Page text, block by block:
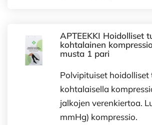
APTEEKKI Hoidolliset
kohtalainen
musta 1 pari
Polvipituiset
kohtalaisella
jalkojen verenkiertoa.
mmHg) kompressio.